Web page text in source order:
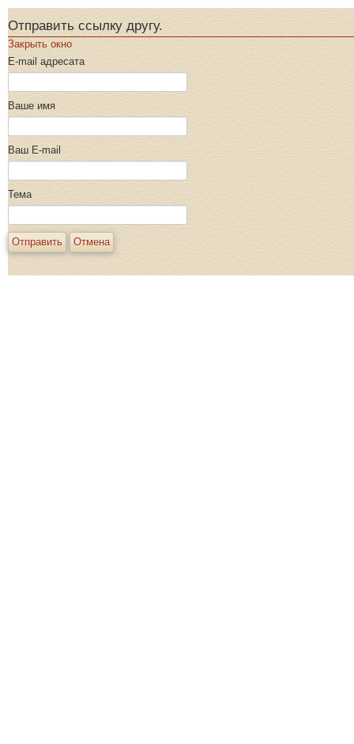
Отправить ссылку другу.
Закрыть окно
E-mail адресата
Ваше имя
Ваш E-mail
Тема
Отправить Отмена